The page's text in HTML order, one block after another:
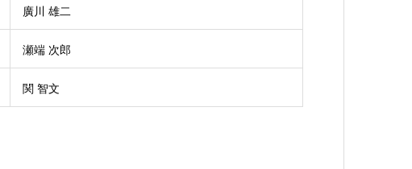
廣川 雄二
瀬端 次郎
関 智文